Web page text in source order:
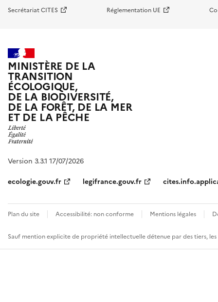
Secrétariat CITES Réglementation UE
MINISTÈRE DE LA
TRANSITION
ÉCOLOGIQUE,
DE LA BIODIVERSITÉ,
DE LA FORÊT, DE LA MER
ET DE LA PÊCHE
Version 3.3.1 17/07/2026
ecologie.gouv.fr
legifrance.gouv.fr
Plan du site Accessibilité: non conforme Mentions légales
Sauf mention explicite de propriété intellectuelle détenue par des tiers,